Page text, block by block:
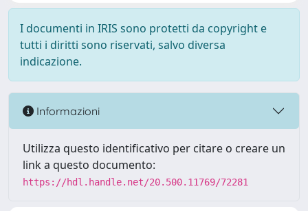
I documenti in IRIS sono protetti da copyright e
tutti i diritti sono riservati, salvo diversa
indicazione.
Informazioni
Utilizza questo identificativo per citare o creare un
link a questo documento:
https://hdl.handle.net/20.500.11769/72281